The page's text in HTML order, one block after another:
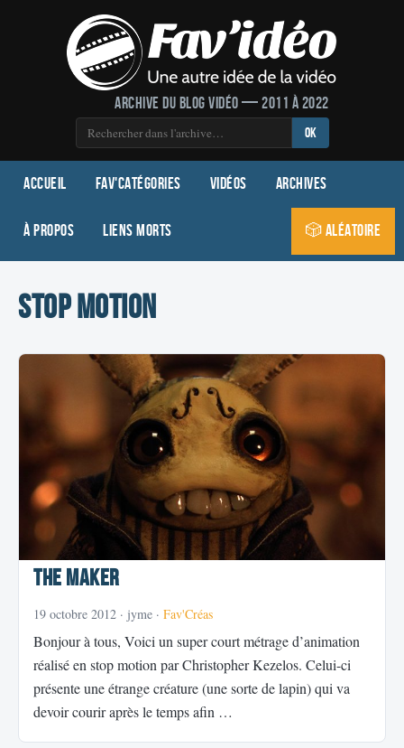
Archive du blog vidéo — 2011 à 2022
OK
Accueil Fav'Catégories Vidéos Archives
À propos Liens morts 🎲 Aléatoire
stop motion
The Maker
19 octobre 2012 · jyme · Fav'Créas
Bonjour à tous, Voici un super court métrage d’animation
réalisé en stop motion par Christopher Kezelos. Celui-ci
présente une étrange créature (une sorte de lapin) qui va
devoir courir après le temps afin …